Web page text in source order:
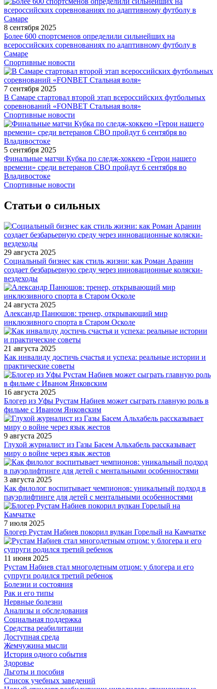
8 сентября 2025
Более 600 спортсменов определили сильнейших на
всероссийских соревнованиях по адаптивному футболу в
Самаре
Спортивные новости
7 сентября 2025
В Самаре стартовал второй этап всероссийских футбольных
соревнований «FONBET Стальная воля»
Спортивные новости
5 сентября 2025
Финальные матчи Кубка по следж-хоккею «Герои нашего
времени» среди ветеранов СВО пройдут 6 сентября во
Владивостоке
Спортивные новости
Статьи о сильных
29 августа 2025
Социальный бизнес как стиль жизни: как Роман Аранин
создает безбарьерную среду через инновационные коляски-
вездеходы
24 августа 2025
Александр Панюшов: тренер, открывающий мир
инклюзивного спорта в Старом Осколе
21 августа 2025
Как инвалиду достичь счастья и успеха: реальные истории и
практические советы
16 августа 2025
Блогер из Уфы Рустам Набиев может сыграть главную роль в
фильме с Иваном Янковским
9 августа 2025
Глухой журналист из Газы Басем Альхабель рассказывает
миру о войне через язык жестов
3 августа 2025
Как филолог воспитывает чемпионов: уникальный подход в
пауэрлифтинге для детей с ментальными особенностями
7 июля 2025
Блогер Рустам Набиев покорил вулкан Горелый на Камчатке
11 июня 2025
Рустам Набиев стал многодетным отцом: у блогера и его
супруги родился третий ребенок
Болезни и состояния
Рак и его типы
Нервные болезни
Анализы и обследования
Социальная поддержка
Средства реабилитации
Доступная среда
Жемчужина мысли
История одного события
Здоровье
Льготы и пособия
Список учебных заведений